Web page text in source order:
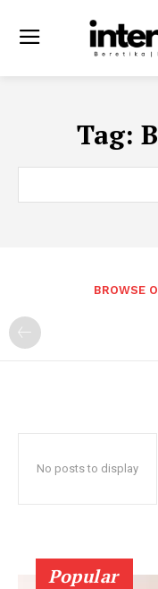
Tag:
BROWSE
No posts to display
Popular